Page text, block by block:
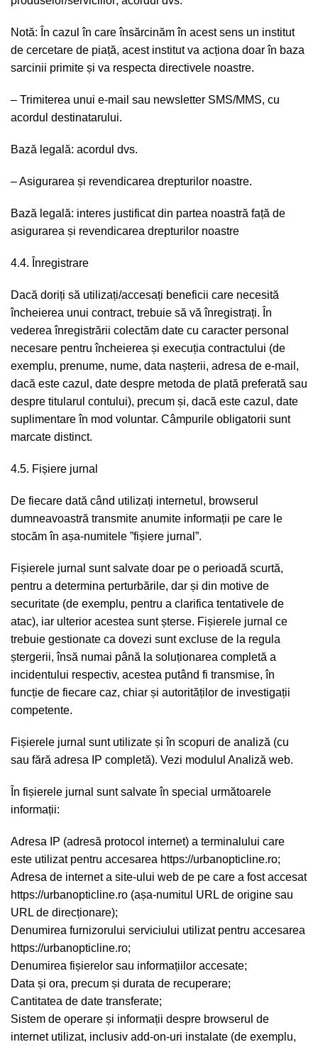
Notă: În cazul în care însărcinăm în acest sens un institut
de cercetare de piață, acest institut va acționa doar în baza
sarcinii primite și va respecta directivele noastre.
– Trimiterea unui e-mail sau newsletter SMS/MMS, cu
acordul destinatarului.
Bază legală: acordul dvs.
– Asigurarea și revendicarea drepturilor noastre.
Bază legală: interes justificat din partea noastră față de
asigurarea și revendicarea drepturilor noastre
4.4. Înregistrare
Dacă doriți să utilizați/accesați beneficii care necesită
încheierea unui contract, trebuie să vă înregistrați. În
vederea înregistrării colectăm date cu caracter personal
necesare pentru încheierea și execuția contractului (de
exemplu, prenume, nume, data nașterii, adresa de e-mail,
dacă este cazul, date despre metoda de plată preferată sau
despre titularul contului), precum și, dacă este cazul, date
suplimentare în mod voluntar. Câmpurile obligatorii sunt
marcate distinct.
4.5. Fișiere jurnal
De fiecare dată când utilizați internetul, browserul
dumneavoastră transmite anumite informații pe care le
stocăm în așa-numitele ”fișiere jurnal”.
Fișierele jurnal sunt salvate doar pe o perioadă scurtă,
pentru a determina perturbările, dar și din motive de
securitate (de exemplu, pentru a clarifica tentativele de
atac), iar ulterior acestea sunt șterse. Fișierele jurnal ce
trebuie gestionate ca dovezi sunt excluse de la regula
ștergerii, însă numai până la soluționarea completă a
incidentului respectiv, acestea putând fi transmise, în
funcție de fiecare caz, chiar și autorităților de investigații
competente.
Fișierele jurnal sunt utilizate și în scopuri de analiză (cu
sau fără adresa IP completă). Vezi modulul Analiză web.
În fișierele jurnal sunt salvate în special următoarele
informații:
Adresa IP (adresă protocol internet) a terminalului care
este utilizat pentru accesarea https://urbanopticline.ro;
Adresa de internet a site-ului web de pe care a fost accesat
https://urbanopticline.ro (așa-numitul URL de origine sau
URL de direcționare);
Denumirea furnizorului serviciului utilizat pentru accesarea
https://urbanopticline.ro;
Denumirea fișierelor sau informațiilor accesate;
Data și ora, precum și durata de recuperare;
Cantitatea de date transferate;
Sistem de operare și informații despre browserul de
internet utilizat, inclusiv add-on-uri instalate (de exemplu,